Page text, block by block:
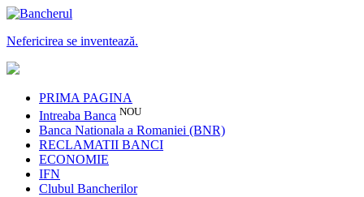
Nefericirea se inventează.
PRIMA PAGINA
Intreaba Banca NOU
Banca Nationala a Romaniei (BNR)
RECLAMATII BANCI
ECONOMIE
IFN
Clubul Bancherilor